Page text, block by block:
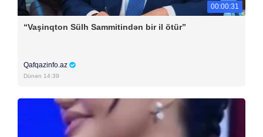
00:00:31
“Vaşinqton Sülh Sammitindən bir il ötür”
Qafqazinfo.az
Dünən 14:39